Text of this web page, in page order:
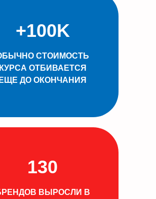
+100K
СТОИМОСТЬ
КУРСА ОТБИВАЕТСЯ
ЕЩЕ ДО ОКОНЧАНИЯ
130
ВЫРОСЛИ В